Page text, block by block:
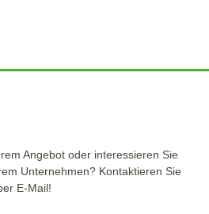
Angebot oder interessieren Sie
Unternehmen? Kontaktieren Sie
E-Mail!